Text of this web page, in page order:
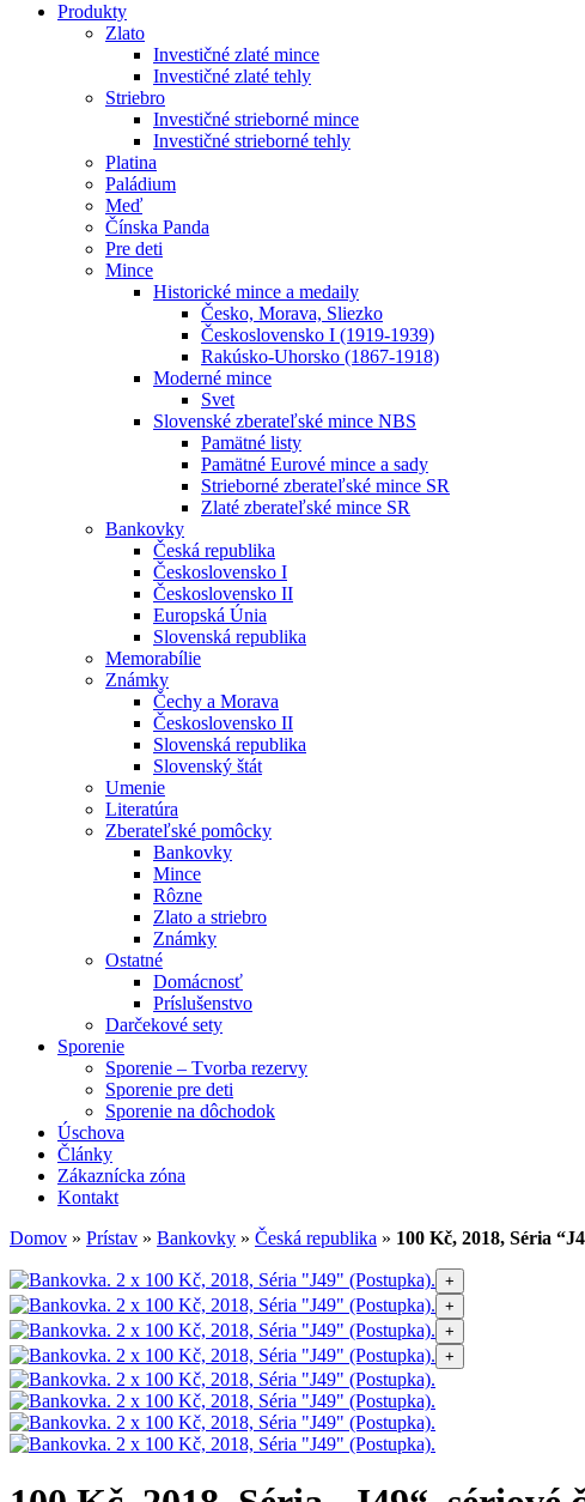
Produkty
Zlato
Investičné zlaté mince
Investičné zlaté tehly
Striebro
Investičné strieborné mince
Investičné strieborné tehly
Platina
Paládium
Meď
Čínska Panda
Pre deti
Mince
Historické mince a medaily
Česko, Morava, Sliezko
Československo I (1919-1939)
Rakúsko-Uhorsko (1867-1918)
Moderné mince
Svet
Slovenské zberateľské mince NBS
Pamätné listy
Pamätné Eurové mince a sady
Strieborné zberateľské mince SR
Zlaté zberateľské mince SR
Bankovky
Česká republika
Československo I
Československo II
Europská Únia
Slovenská republika
Memorabílie
Známky
Čechy a Morava
Československo II
Slovenská republika
Slovenský štát
Umenie
Literatúra
Zberateľské pomôcky
Bankovky
Mince
Rôzne
Zlato a striebro
Známky
Ostatné
Domácnosť
Príslušenstvo
Darčekové sety
Sporenie
Sporenie – Tvorba rezervy
Sporenie pre deti
Sporenie na dôchodok
Úschova
Články
Zákaznícka zóna
Kontakt
Domov » Prístav » Bankovky » Česká republika » 100 Kč, 2018, Séria
+
+
+
+